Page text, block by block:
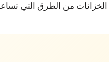
الخزانات من الطرق التي